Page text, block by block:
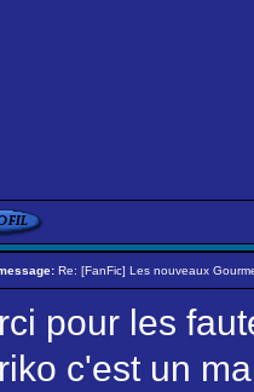
Re: [FanFic] Les nouveaux
pour les
c'est un